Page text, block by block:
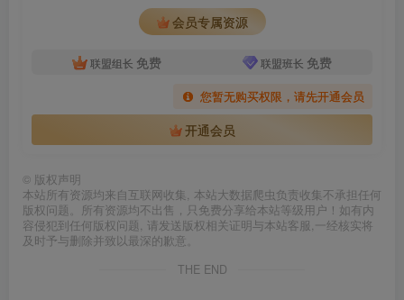
会员专属资源
联盟组长 免费 联盟班长 免费
您暂无购买权限，请先开通会员
开通会员
© 版权声明
本站所有资源均来自互联网收集, 本站大数据爬虫负责收集不承担任何
版权问题。所有资源均不出售，只免费分享给本站等级用户！如有内
容侵犯到任何版权问题, 请发送版权相关证明与本站客服,一经核实将
及时予与删除并致以最深的歉意。
THE END